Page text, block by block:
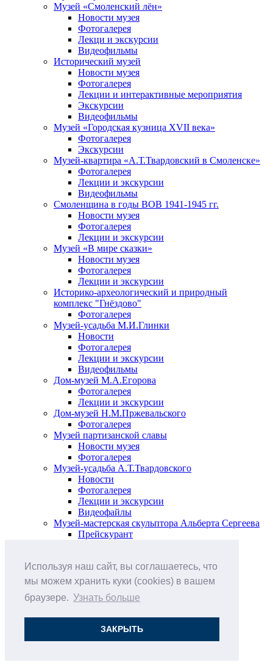
Используя наш сайт, вы соглашаетесь, что
мы можем хранить куки (cookies) в вашем
браузере. Узнать больше
ЗАКРЫТЬ
Музей «Смоленский лён»
Новости музея
Фотогалерея
Лекци и экскурсии
Видеофильмы
Исторический музей
Новости музея
Фотогалерея
Лекции и интерактивные мероприятия
Экскурсии
Видеофильмы
Музей «Городская кузница XVII века»
Фотогалерея
Экскурсии
Музей-квартира «А.Т.Твардовский в Смоленске»
Фотогалерея
Лекции и экскурсии
Видеофильмы
Смоленщина в годы ВОВ 1941-1945 гг.
Новости музея
Фотогалерея
Лекции и экскурсии
Музей «В мире сказки»
Новости музея
Фотогалерея
Лекции и экскурсии
Историко-археологический и природный
комплекс "Гнёздово"
Фотогалерея
Музей-усадьба М.И.Глинки
Новости
Фотогалерея
Лекции и экскурсии
Видеофильмы
Дом-музей М.А.Егорова
Фотогалерея
Лекции и экскурсии
Дом-музей Н.М.Пржевальского
Фотогалерея
Музей партизанской славы
Новости музея
Фотогалерея
Музей-усадьба А.Т.Твардовского
Новости
Фотогалерея
Лекции и экскурсии
Видеофайлы
Музей-мастерская скульптора Альберта Сергеева
Прейскурант
Анонс мероприятий
Виртуальные выставки
О музее
Друзья музея
Наши цены